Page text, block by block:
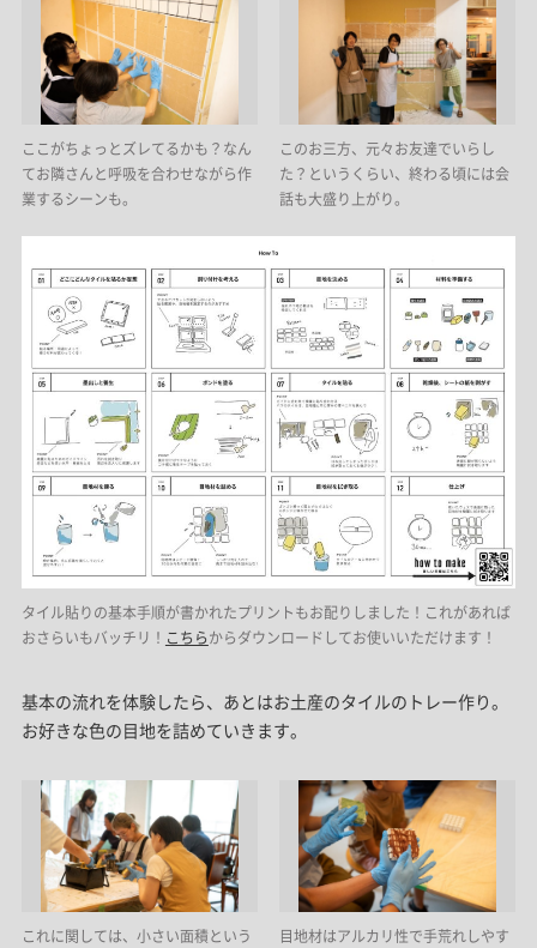
ここがちょっとズレてるかも？なん
てお隣さんと呼吸を合わせながら作
業するシーンも。
このお三方、元々お友達でいらし
た？というくらい、終わる頃には会
話も大盛り上がり。
タイル貼りの基本手順が書かれたプリントもお配りしました！これがあれば
おさらいもバッチリ！ こちらからダウンロードしてお使いいただけます！
基本の流れを体験したら、あとはお土産のタイルのトレー作り。
お好きな色の目地を詰めていきます。
これに関しては、小さい面積という
目地材はアルカリ性で手荒れしやす